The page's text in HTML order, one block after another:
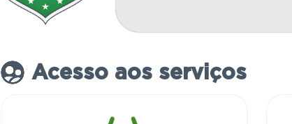
Acesso aos serviços